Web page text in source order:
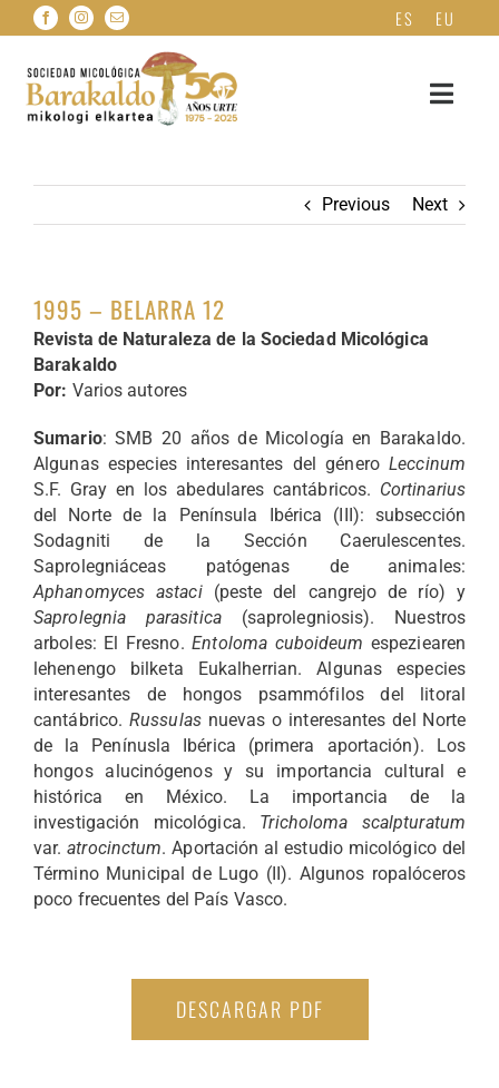
Skip
to
content
ES EU
Toggle
NOR GARA?
FITXA MIKOLOGIKOAK
ARGITALPENAK
KULTURA MIKOLOGIKOA
BLOGA
KONTAKTUA
Previous Next
1995 – BELARRA 12
Revista de Naturaleza de la Sociedad Micológica
Barakaldo
Por: Varios autores
Sumario: SMB 20 años de Micología en Barakaldo.
Algunas especies interesantes del géneroLeccinum
S.F. Gray en los abedulares cantábricos. Cortinarius
del Norte de la Península Ibérica (III): subsección
Sodagniti de la Sección Caerulescentes.
Saprolegniáceas patógenas de animales:
Aphanomyces astaci(peste del cangrejo de río) y
Saprolegnia parasitica(saprolegniosis). Nuestros
arboles: El Fresno.Entoloma cuboideum espeziearen
lehenengo bilketa Eukalherrian. Algunas especies
interesantes de hongos psammófilos del litoral
cantábrico. Russulasnuevas o interesantes del Norte
de la Penínusla Ibérica (primera aportación). Los
hongos alucinógenos y su importancia cultural e
histórica en México. La importancia de la
investigación micológica. Tricholoma scalpturatum
var.atrocinctum. Aportación al estudio micológico del
Término Municipal de Lugo (II). Algunos ropalóceros
poco frecuentes del País Vasco.
DESCARGAR PDF